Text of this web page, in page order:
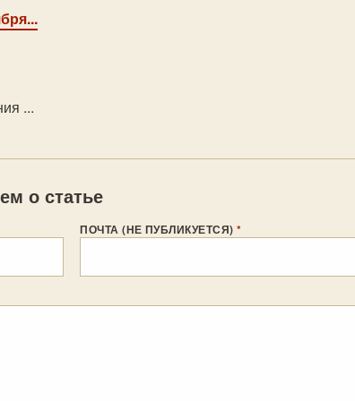
...
о статье
ПОЧТА (НЕ ПУБЛИКУЕТСЯ)*